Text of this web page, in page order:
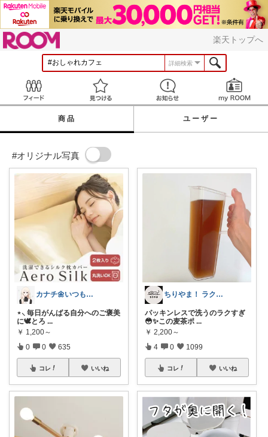
楽天トップへ
詳細検索
見つける お知らせ
商品 ユーザー
#オリジナル写真
カナチ🌼いつもご覧くださり感謝ꕤ
⋆⸜ 毎日がんばる自分へのご褒美
に🕊️とろ ...
￥ 1,200～
0 0 635
コレ いいね
ちりやま！ ラク×便利グッズ🫧
パッキンレスで洗うのラクすぎ
😳✨この麦茶ポ ...
￥ 2,200～
4 0 1099
コレ いいね